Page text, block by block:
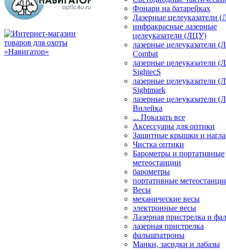
Фонари на батарейках
Лазерные целеуказатели
инфракрасные лазерные
целеуказатели (ЛЦУ)
лазерные целеуказатели
Combat
лазерные целеуказатели
SightecS
лазерные целеуказатели
Sightmark
лазерные целеуказатели
Вилейка
... Показать все
Аксессуары для оптики
Защитные крышки и
Чистка оптики
Барометры и портативные
метеостанции
барометры
портативные
Весы
механические весы
электронные весы
Лазерная пристрелка и
лазерная пристрелка
фальшпатроны
Манки, засидки и лабазы